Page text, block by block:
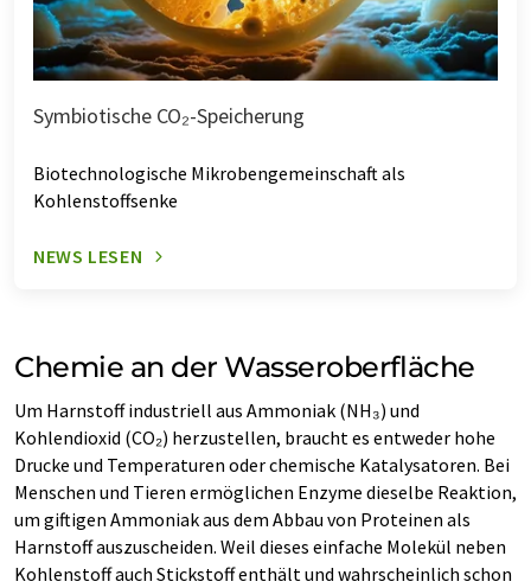
Symbiotische CO₂-Speicherung
Biotechnologische Mikrobengemeinschaft als
Kohlenstoffsenke
NEWS LESEN
Chemie an der Wasseroberfläche
Um Harnstoff industriell aus Ammoniak (NH₃) und
Kohlendioxid (CO₂) herzustellen, braucht es entweder hohe
Drucke und Temperaturen oder chemische Katalysatoren. Bei
Menschen und Tieren ermöglichen Enzyme dieselbe Reaktion,
um giftigen Ammoniak aus dem Abbau von Proteinen als
Harnstoff auszuscheiden. Weil dieses einfache Molekül neben
Kohlenstoff auch Stickstoff enthält und wahrscheinlich schon